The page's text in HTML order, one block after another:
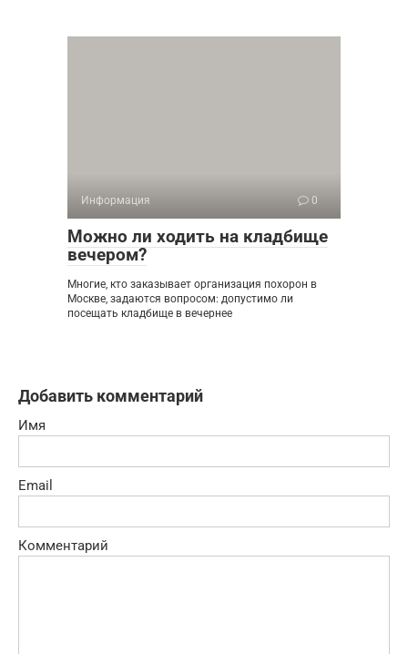
Информация 0
Можно ли ходить на кладбище
вечером?
Многие, кто заказывает организация похорон в
Москве, задаются вопросом: допустимо ли
посещать кладбище в вечернее
Добавить комментарий
Имя
Email
Комментарий